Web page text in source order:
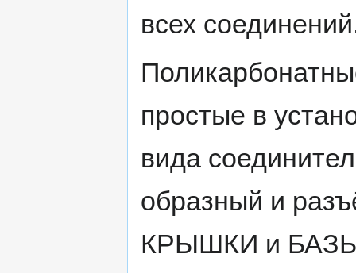
всех
простые в
вида
образный и
КРЫШКИ и